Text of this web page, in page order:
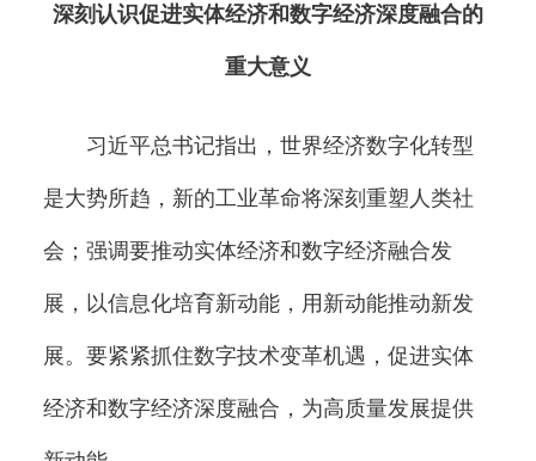
深刻认识促进实体经济和数字经济深度融合的
重大意义
习近平总书记指出，世界经济数字化转型
是大势所趋，新的工业革命将深刻重塑人类社
会；强调要推动实体经济和数字经济融合发
展，以信息化培育新动能，用新动能推动新发
展。要紧紧抓住数字技术变革机遇，促进实体
经济和数字经济深度融合，为高质量发展提供